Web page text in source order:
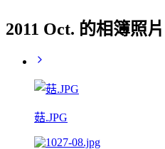
2011 Oct. 的相簿照片
菇.JPG